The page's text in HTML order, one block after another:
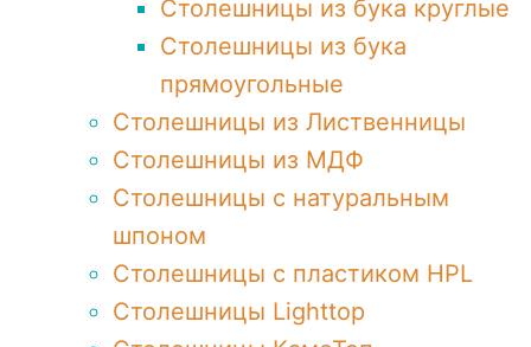
Столешницы из бука круглые
Столешницы из бука
прямоугольные
Столешницы из Лиственницы
Столешницы из МДФ
Столешницы с натуральным
шпоном
Столешницы c пластиком HPL
Столешницы Lighttop